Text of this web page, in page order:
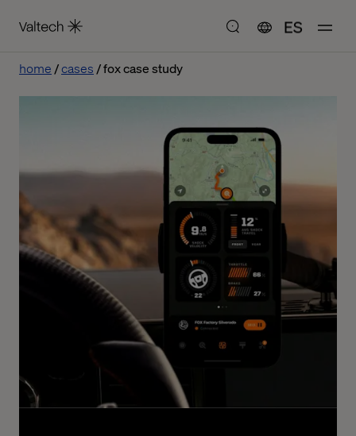
ES
home cases fox case study